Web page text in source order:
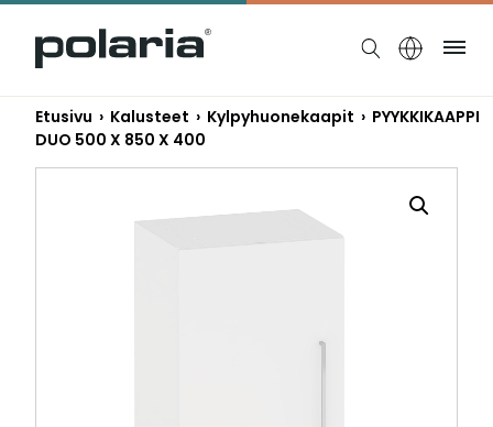
https://polaria.fi/name
Etusivu › Kalusteet › Kylpyhuonekaapit › PYYKKIKAAPPI
DUO 500 X 850 X 400